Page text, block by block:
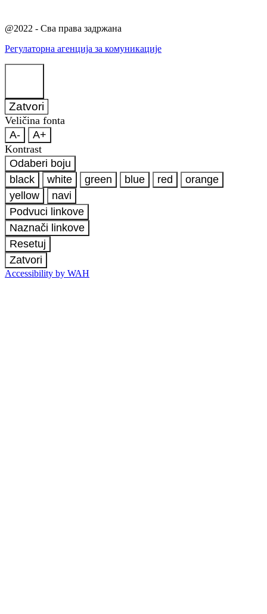
@2022 - Сва права задржана
Регулаторна агенција за комуникације
Zatvori
Veličina fonta
A-
A+
Kontrast
Odaberi boju
black
white green blue red
orange
yellow
navi
Podvuci linkove
Naznači linkove
Resetuj
Zatvori
Accessibility by WAH